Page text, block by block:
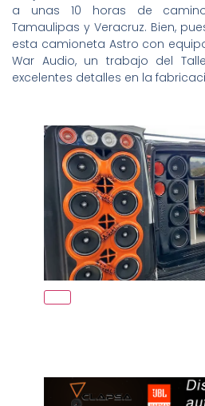
a unas 10 horas de
Tamaulipas y Veracruz. Bien,
esta camioneta Astro con
War Audio, un trabajo del
excelentes detalles en la